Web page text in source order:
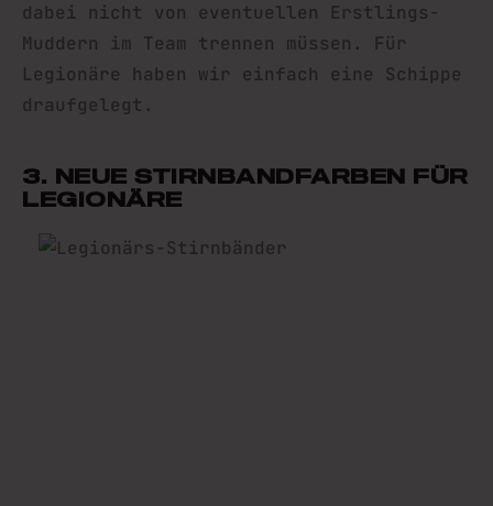
dabei nicht von eventuellen Erstlings-
Muddern im Team trennen müssen. Für
Legionäre haben wir einfach eine Schippe
draufgelegt.
3. NEUE STIRNBANDFARBEN FÜR
LEGIONÄRE